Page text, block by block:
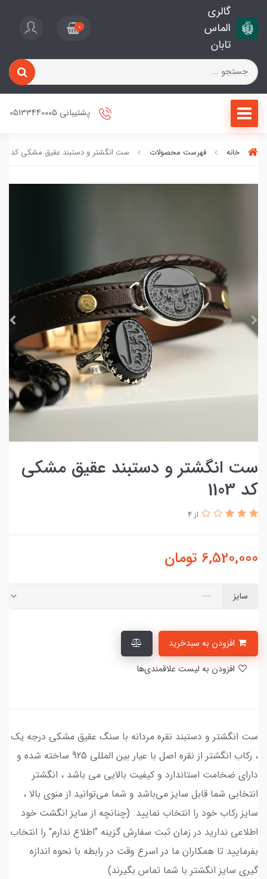
گالری
الماس
تابان
0
پشتیبانی 05133440005
خانه فهرست محصولات ست انگشتر و دستبند عقیق مشکی کد 1103
ست انگشتر و دستبند عقیق مشکی
کد 1103
از 4
6,520,000 تومان
سایز
ست انگشتر و دستبند نقره مردانه با سنگ عقیق مشکی درجه یک
، رکاب انگشتر از نقره اصل با عیار بین المللی 925 ساخته شده و
دارای ضخامت استاندارد و کیفیت بالایی می‌ باشد ، انگشتر
انتخابی شما قابل سایز می‌باشد و شما می‌توانید از منوی بالا ،
سایز رکاب خود را انتخاب نمایید. (چنانچه از سایز انگشت خود
اطلاعی ندارید در زمان ثبت سفارش گزینه "اطلاع ندارم" را انتخاب
بفرمایید تا همکاران ما در اسرع وقت در رابطه با نحوه اندازه
گیری سایز انگشتر با شما تماس بگیرند)